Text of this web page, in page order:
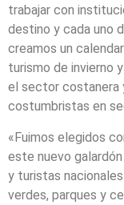
trabajar con
destino y cada uno
creamos un
turismo de invierno
el sector costanera
costumbristas en
«Fuimos elegidos
este nuevo
y turistas
verdes, parques y